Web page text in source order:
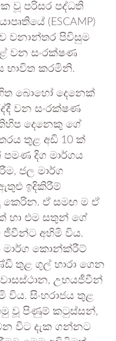
වූ පරිසර පද්ධති
(ESCAMP)
වනාන්තර පිවිසුම
වන සංරක්ෂණ
භාවිත කරමිනි.
බොහෝ දෙනෙක්
වන සංරක්ෂණ
දෙනෙකු ගේ
තුළ අඩි 10 ක්
දිග මාර්ගය
ජල මාර්ග
ඉදිකිරීම්
ඒ සමඟ ම ඒ
හා එම සතුන් ගේ
ජීවීන්ට අහිමි විය.
මාර්ග කොන්ක්රීට්
තුළ ගුල් හාරා ගෙන
උභයජීවීන්
සිංහරාජය තුළ
වූ පිණුම් කටුස්සන්,
විට දැක ගන්නට